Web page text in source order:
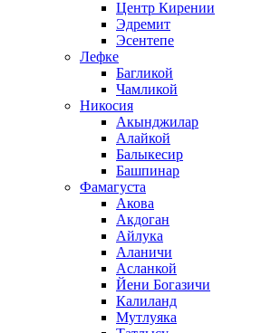
Центр Кирении
Эдремит
Эсентепе
Лефке
Багликой
Чамликой
Никосия
Акынджилар
Алайкой
Балыкесир
Башпинар
Фамагуста
Акова
Акдоган
Айлука
Аланичи
Асланкой
Йени Богазичи
Калиланд
Мутлуяка